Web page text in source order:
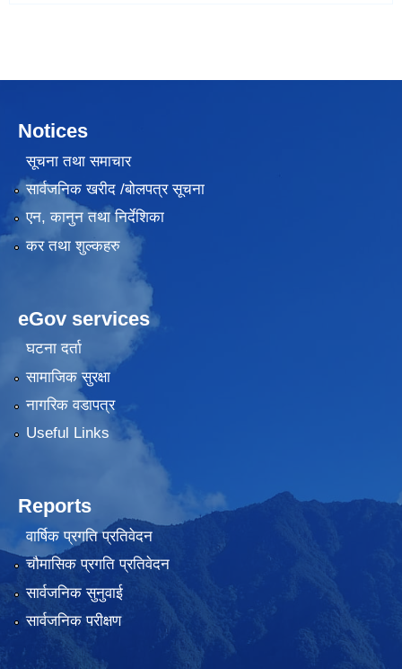
Notices
सूचना तथा समाचार
सार्वजनिक खरीद /बोलपत्र सूचना
एन, कानुन तथा निर्देशिका
कर तथा शुल्कहरु
eGov services
घटना दर्ता
सामाजिक सुरक्षा
नागरिक वडापत्र
Useful Links
Reports
वार्षिक प्रगति प्रतिवेदन
चौमासिक प्रगति प्रतिवेदन
सार्वजनिक सुनुवाई
सार्वजनिक परीक्षण